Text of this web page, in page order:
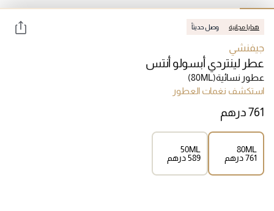
هدايا مجانية وصل حديثاً
جيفنشي
عطر لينتردي أبسولو أنتس
عطور نسائية(80ML)
استكشف نغمات العطور
80ML
⁦761⁩ درهم
50ML
⁦589⁩ درهم